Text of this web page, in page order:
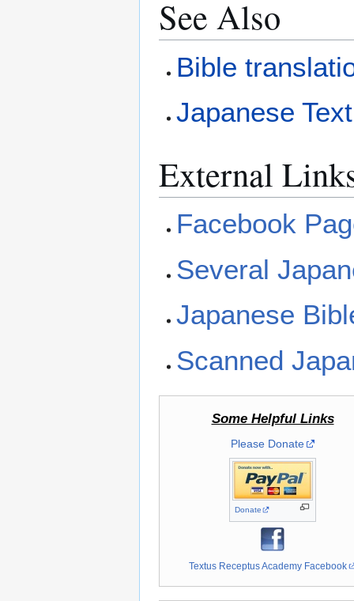
See Also
Bible
Japanese
External
Facebook
Several
Japanese
Scanned
Some Helpful Links
Please Donate
Donate
Textus Receptus Academy Facebook